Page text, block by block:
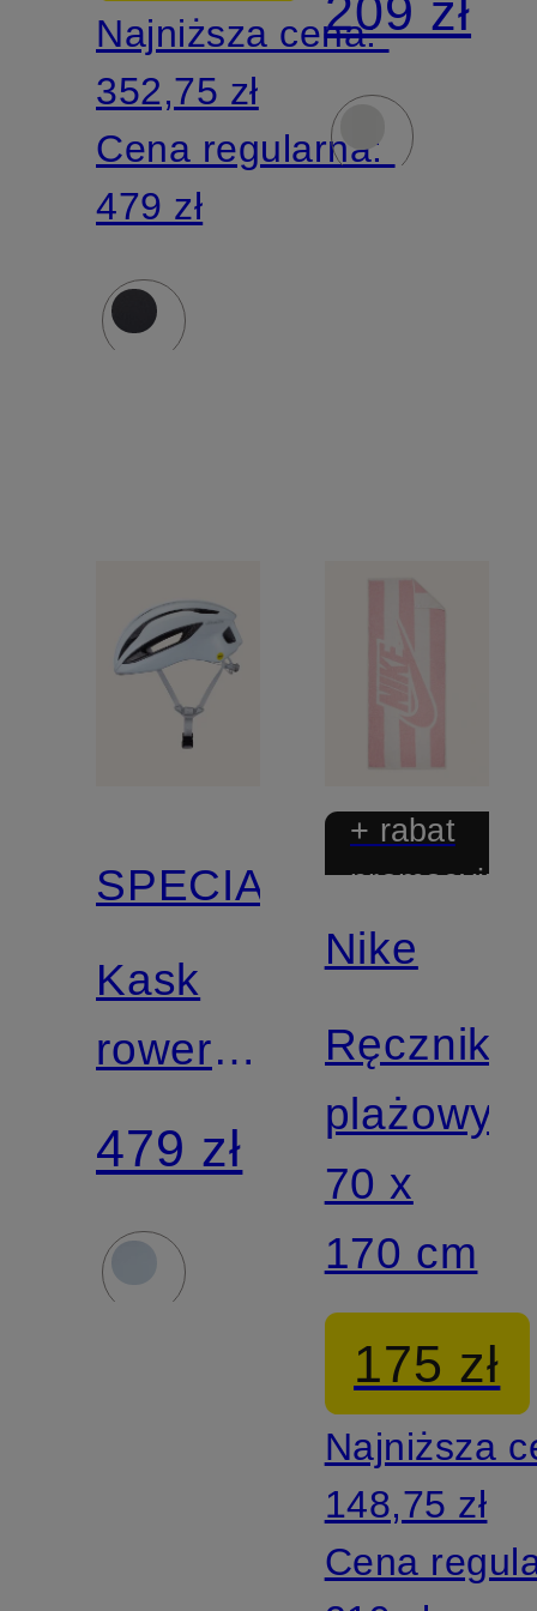
Najniższa cena:
352,75 zł
Cena regularna:
479 zł
209 zł
SPECIALIZED
Kask
rowerowy
LOMA
MIPS
479 zł
+ rabat
promocyjny
Nike
Ręcznik
plażowy
70 x
170 cm
175 zł
Najniższa
148,75 zł
Cena